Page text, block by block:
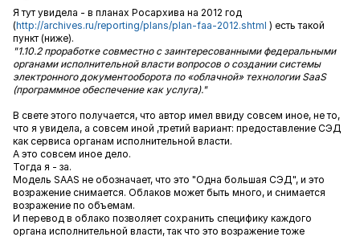
Я тут увидела - в планах Росархива на 2012 год
(http://archives.ru/reporting/plans/plan-faa-2012.shtml ) есть такой
пункт (ниже).
"1.10.2 проработке совместно с заинтересованными федеральными
органами исполнительной власти вопросов о создании системы
электронного документооборота по «облачной» технологии SaaS
(программное обеспечение как услуга)."
В свете этого получается, что автор имел ввиду совсем иное, не то,
что я увидела, а совсем иной ,третий вариант: предоставление СЭД
как сервиса органам исполнительной власти.
А это совсем иное дело.
Тогда я - за.
Модель SAAS не обозначает, что это "Одна большая СЭД", и это
возражение снимается. Облаков может быть много, и снимается
возражение по объемам.
И перевод в облако позволяет сохранить специфику каждого
органа исполнительной власти, так что это возражение тоже